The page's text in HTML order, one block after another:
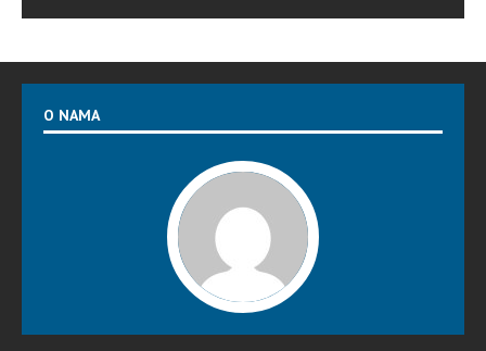
O NAMA